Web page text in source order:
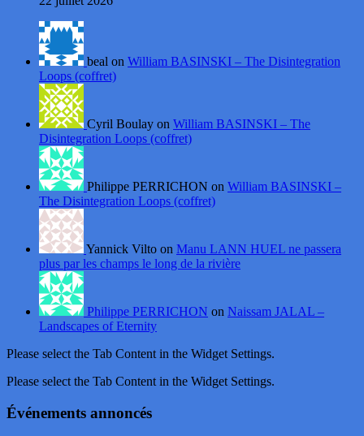
beal on William BASINSKI – The Disintegration
Loops (coffret)
Cyril Boulay on William BASINSKI – The
Disintegration Loops (coffret)
Philippe PERRICHON on William BASINSKI –
The Disintegration Loops (coffret)
Yannick Vilto on Manu LANN HUEL ne passera
plus par les champs le long de la rivière
Philippe PERRICHON on Naissam JALAL –
Landscapes of Eternity
Please select the Tab Content in the Widget Settings.
Please select the Tab Content in the Widget Settings.
Événements annoncés